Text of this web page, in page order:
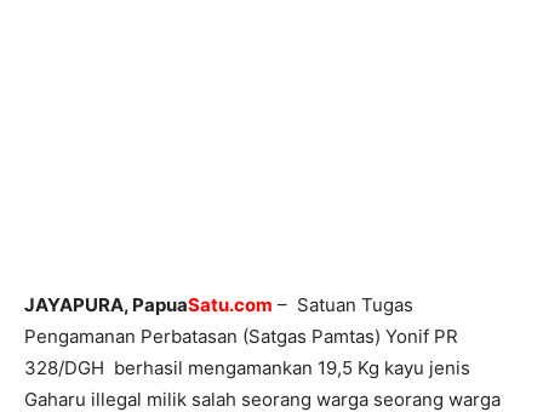
JAYAPURA, PapuaSatu.com – Satuan Tugas
Pengamanan Perbatasan (Satgas Pamtas) Yonif PR
328/DGH berhasil mengamankan 19,5 Kg kayu jenis
Gaharu illegal milik salah seorang warga seorang warga